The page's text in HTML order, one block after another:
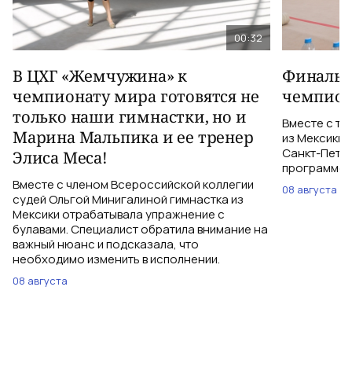
00:32
В ЦХГ «Жемчужина» к
чемпионату мира готовятся не
только наши гимнастки, но и
Марина Мальпика и ее тренер
Элиса Меса!
Вместе с членом Всероссийской коллегии
судей Ольгой Минигалиной гимнастка из
Мексики отрабатывала упражнение с
булавами. Специалист обратила внимание на
важный нюанс и подсказала, что
необходимо изменить в исполнении.
08 августа
Вместе с
из Мексики
Санкт-
программе
08 августа